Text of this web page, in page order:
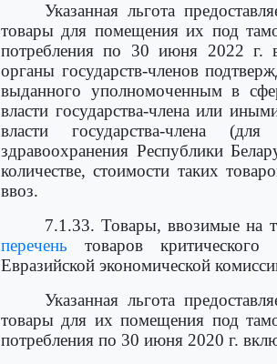
Указанная льгота
товары для помещения их под
потребления по 30 июня 2022 г.
органы государств-членов
выданного уполномоченным в
власти государства-члена или
власти государства-члена
здравоохранения Республики
количестве, стоимости таких
ввоз.
7.1.33. Товары, ввозимые на
перечень товаров
Евразийской экономической
Указанная льгота
товары для их помещения под
потребления по 30 июня 2020 г.